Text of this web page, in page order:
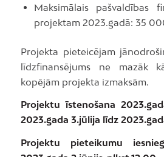
Maksimālais pašvaldības
projektam 2023.gadā: 35
Projekta pieteicējam
līdzfinansējums ne mazāk
kopējām projekta izmaksām.
Projektu īstenošana
2023.gada 3.jūlija līdz
Projektu pieteikumu